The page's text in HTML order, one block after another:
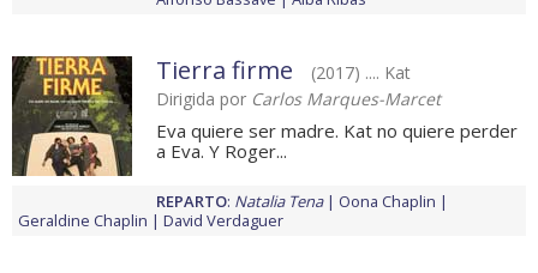
Tierra firme
(2017) .... Kat
Dirigida por Carlos Marques-Marcet
Eva quiere ser madre. Kat no quiere perder
a Eva. Y Roger...
REPARTO: Natalia Tena
Oona Chaplin
Geraldine Chaplin
David Verdaguer